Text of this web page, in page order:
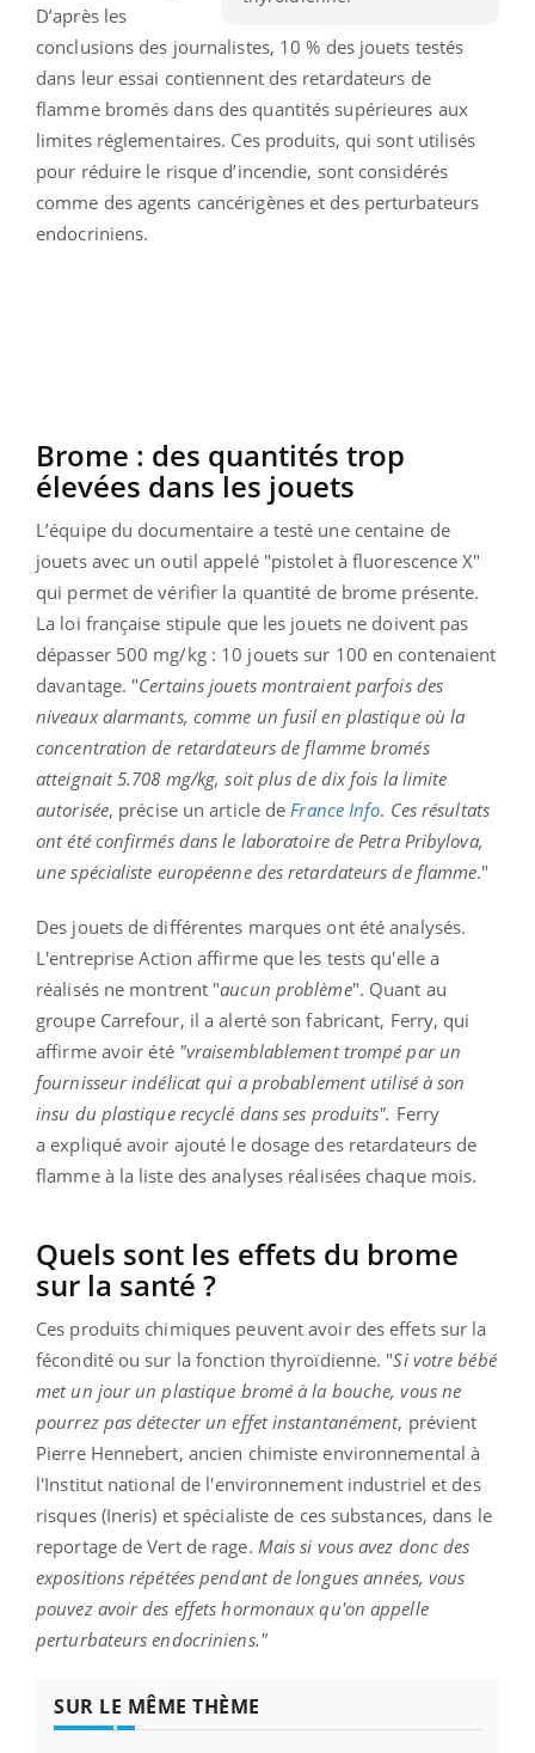
D’après les
conclusions des journalistes, 10 % des jouets testés
dans leur essai contiennent des retardateurs de
flamme bromés dans des quantités supérieures aux
limites réglementaires. Ces produits, qui sont utilisés
pour réduire le risque d’incendie, sont considérés
comme des agents cancérigènes et des perturbateurs
endocriniens.
Brome : des quantités trop
élevées dans les jouets
L’équipe du documentaire a testé une centaine de
jouets avec un outil appelé "pistolet à fluorescence X"
qui permet de vérifier la quantité de brome présente.
La loi française stipule que les jouets ne doivent pas
dépasser 500 mg/kg : 10 jouets sur 100 en contenaient
davantage. "Certains jouets montraient parfois des
niveaux alarmants, comme un fusil en plastique où la
concentration de retardateurs de flamme bromés
atteignait 5.708 mg/kg, soit plus de dix fois la limite
autorisée, précise un article de France Info. Ces résultats
ont été confirmés dans le laboratoire de Petra Pribylova,
une spécialiste européenne des retardateurs de flamme."
Des jouets de différentes marques ont été analysés.
L'entreprise Action affirme que les tests qu'elle a
réalisés ne montrent "aucun problème". Quant au
groupe Carrefour, il a alerté son fabricant, Ferry, qui
affirme avoir été "vraisemblablement trompé par un
fournisseur indélicat qui a probablement utilisé à son
insu du plastique recyclé dans ses produits". Ferry
a expliqué avoir ajouté le dosage des retardateurs de
flamme à la liste des analyses réalisées chaque mois.
Quels sont les effets du brome
sur la santé ?
Ces produits chimiques peuvent avoir des effets sur la
fécondité ou sur la fonction thyroïdienne. "Si votre bébé
met un jour un plastique bromé à la bouche, vous ne
pourrez pas détecter un effet instantanément, prévient
Pierre Hennebert, ancien chimiste environnemental à
l'Institut national de l'environnement industriel et des
risques (Ineris) et spécialiste de ces substances, dans le
reportage de Vert de rage. Mais si vous avez donc des
expositions répétées pendant de longues années, vous
pouvez avoir des effets hormonaux qu'on appelle
perturbateurs endocriniens."
SUR LE MÊME THÈME